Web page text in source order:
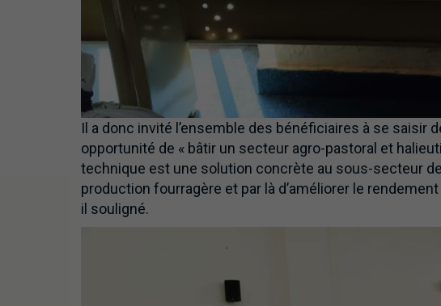
Il a donc invité l’ensemble des bénéficiaires à se saisir
opportunité de « bâtir un secteur agro-pastoral et
technique est une solution concrète au sous-secteur de
production fourragère et par là d’améliorer le
il souligné.